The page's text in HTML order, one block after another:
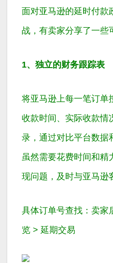
面对亚马逊的延时付款
战，有卖家分享了一些
1、独立的财务跟踪表
将亚马逊上每一笔订单
收款时间、实际收款情
录，通过对比平台数据
虽然需要花费时间和精
现问题，及时与亚马逊
具体订单号查找：卖家
览 > 延期交易